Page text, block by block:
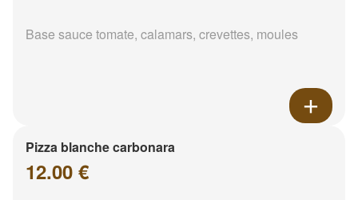
Base sauce tomate, calamars, crevettes, moules
Pizza blanche carbonara
12.00 €